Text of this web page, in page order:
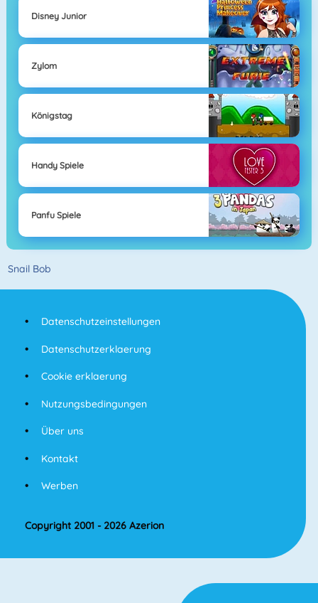
Disney Junior
Zylom
Königstag
Handy Spiele
Panfu Spiele
Snail Bob
Datenschutzeinstellungen
Datenschutzerklaerung
Cookie erklaerung
Nutzungsbedingungen
Über uns
Kontakt
Werben
Copyright 2001 - 2026 Azerion